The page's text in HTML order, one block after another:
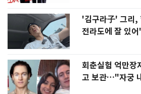
'김구라子' 그리,
전라도에 잘 있
회춘실험 억만장자
고 보관…"자궁